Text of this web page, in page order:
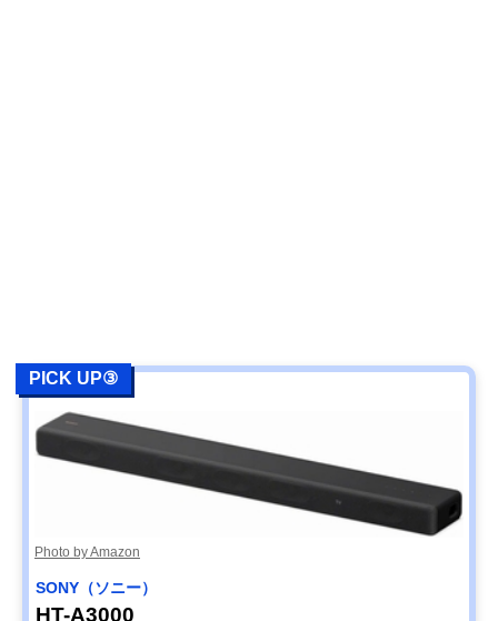
PICK UP③
Photo by Amazon
SONY（ソニー）
HT-A3000